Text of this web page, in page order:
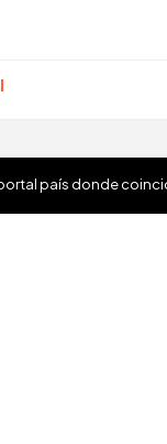
portal país donde